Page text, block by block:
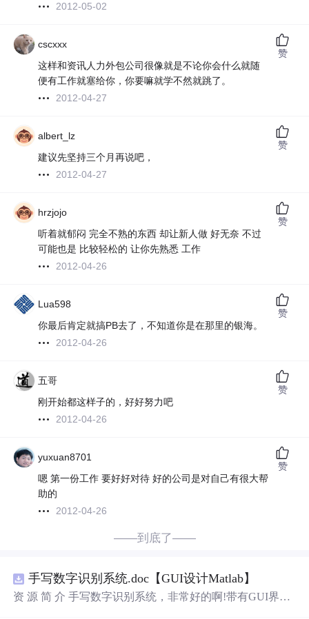
2012-05-02
cscxxx
这样和资讯人力外包公司很像就是不论你会什么就随
便有工作就塞给你，你要嘛就学不然就跳了。
2012-04-27
赞
albert_lz
建议先坚持三个月再说吧，
2012-04-27
赞
hrzjojo
听着就郁闷 完全不熟的东西 却让新人做 好无奈 不过
可能也是 比较轻松的 让你先熟悉 工作
2012-04-26
赞
Lua598
你最后肯定就搞PB去了，不知道你是在那里的银海。
2012-04-26
赞
五哥
刚开始都这样子的，好好努力吧
2012-04-26
赞
yuxuan8701
嗯 第一份工作 要好好对待 好的公司是对自己有很大帮
助的
2012-04-26
赞
——到底了——
手写数字识别系统.doc【GUI设计Matlab】
资 源 简 介 手写数字识别系统，非常好的啊!带有GUI界